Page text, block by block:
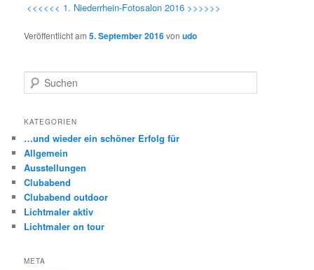
<<<<<< 1. Niederrhein-Fotosalon 2016 >>>>>>
Veröffentlicht am5. September 2016vonudo
u
h
n
KATEGORIEN
…und wieder ein schöner Erfolg für
Allgemein
Ausstellungen
Clubabend
Clubabend outdoor
Lichtmaler aktiv
Lichtmaler on tour
META